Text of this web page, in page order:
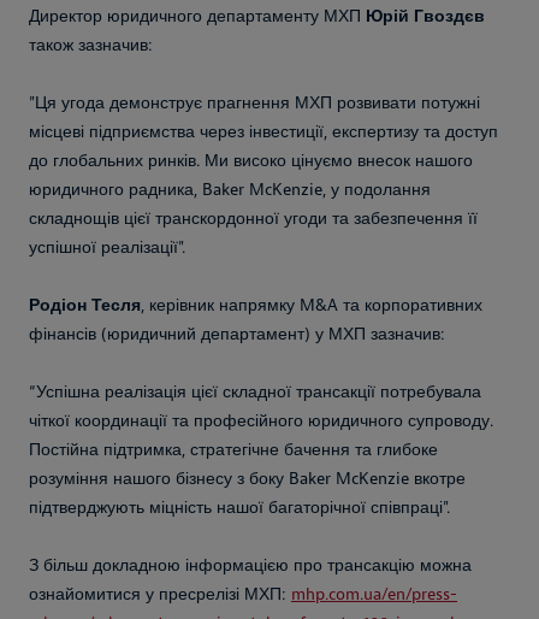
Директор юридичного департаменту МХП Юрій Гвоздєв
також зазначив:
"Ця угода демонструє прагнення МХП розвивати потужні
місцеві підприємства через інвестиції, експертизу та доступ
до глобальних ринків. Ми високо цінуємо внесок нашого
юридичного радника, Baker McKenzie, у подолання
складнощів цієї транскордонної угоди та забезпечення її
успішної реалізації".
Родіон Тесля, керівник напрямку M&A та корпоративних
фінансів (юридичний департамент) у МХП зазначив:
“Успішна реалізація цієї складної трансакції потребувала
чіткої координації та професійного юридичного супроводу.
Постійна підтримка, стратегічне бачення та глибоке
розуміння нашого бізнесу з боку Baker McKenzie вкотре
підтверджують міцність нашої багаторічної співпраці".
З більш докладною інформацією про трансакцію можна
ознайомитися у пресрелізі МХП: mhp.com.ua/en/press-